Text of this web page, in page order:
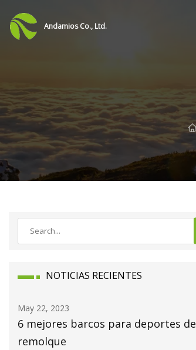
Andamios Co., Ltd.
NOTICIAS RECIENTES
May 22, 2023
6 mejores barcos para deportes de
remolque